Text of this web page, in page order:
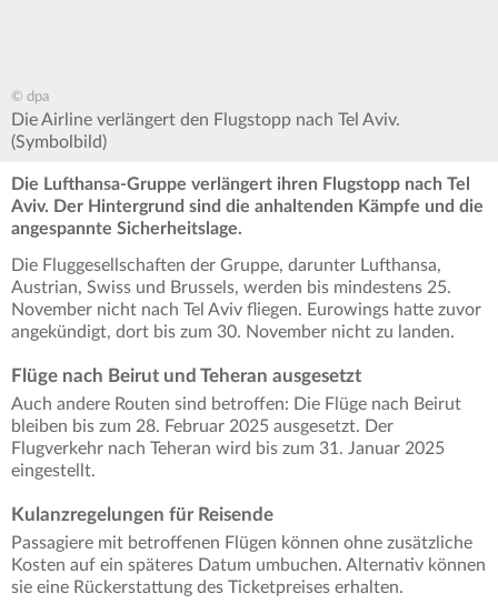
© dpa
Die Airline verlängert den Flugstopp nach Tel Aviv.
(Symbolbild)
Die Lufthansa-Gruppe verlängert ihren Flugstopp nach Tel
Aviv. Der Hintergrund sind die anhaltenden Kämpfe und die
angespannte Sicherheitslage.
Die Fluggesellschaften der Gruppe, darunter Lufthansa,
Austrian, Swiss und Brussels, werden bis mindestens 25.
November nicht nach Tel Aviv fliegen. Eurowings hatte zuvor
angekündigt, dort bis zum 30. November nicht zu landen.
Flüge nach Beirut und Teheran ausgesetzt
Auch andere Routen sind betroffen: Die Flüge nach Beirut
bleiben bis zum 28. Februar 2025 ausgesetzt. Der
Flugverkehr nach Teheran wird bis zum 31. Januar 2025
eingestellt.
Kulanzregelungen für Reisende
Passagiere mit betroffenen Flügen können ohne zusätzliche
Kosten auf ein späteres Datum umbuchen. Alternativ können
sie eine Rückerstattung des Ticketpreises erhalten.